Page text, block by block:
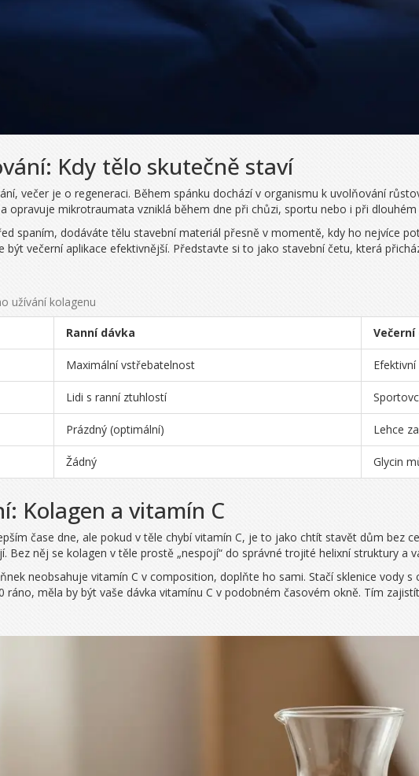
Kdy tělo skutečně staví
večer je o regeneraci. Během spánku dochází v organismu k uvolňování
opravuje mikrotraumata vzniklá během dne při chůzi, sportu nebo i při dlouhém
spaním, dodáváte tělu stavební materiál přesně v momentě, kdy ho nejvíce
být večerní aplikace efektivnější. Představte si to jako stavební četu, která
užívání kolagenu
Ranní dávka Večerní
Maximální vstřebatelnost
Lidi s ranní ztuhlostí
Prázdný (optimální) Lehce
Žádný Glycin
Kolagen a vitamín C
čase dne, ale pokud v těle chybívitamín C, je to jako chtít stavět dům bez
Bez něj se kolagen v těle prostě „nespojí“ do správné trojité helixní struktury a
neobsahuje vitamín C v composition, doplňte ho sami. Stačí sklenice vody
ráno, měla by být vaše dávka vitamínu C v podobném časovém okně. Tím